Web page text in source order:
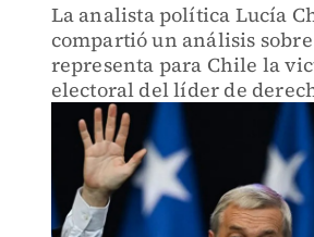
La analista política Lucía
compartió un análisis
representa para Chile la
electoral del líder de
Antonio Kast, así como los
cambios en el escenario
institucional y social del